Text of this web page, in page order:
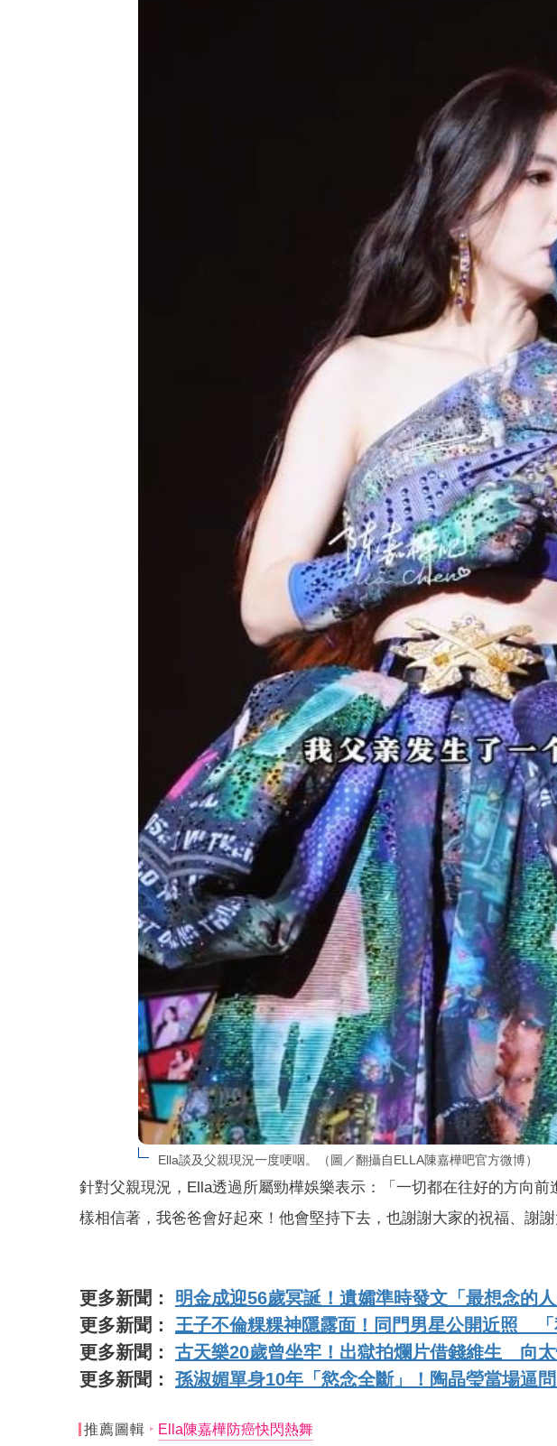
Ella談及父親現況一度哽咽。（圖／翻攝自ELLA陳嘉樺吧官方微博）
針對父親現況，Ella透過所屬勁樺娛樂表示：「一切都在往好的方向
樣相信著，我爸爸會好起來！他會堅持下去，也謝謝大家的祝福、謝謝
更多新聞： 明金成迎56歲冥誕！遺孀準時發文「最想念的
更多新聞： 王子不倫粿粿神隱露面！同門男星公開近照 「
更多新聞： 古天樂20歲曾坐牢！出獄拍爛片借錢維生 向太
更多新聞： 孫淑媚單身10年「慾念全斷」！陶晶瑩當場逼
推薦圖輯 Ella陳嘉樺防癌快閃熱舞